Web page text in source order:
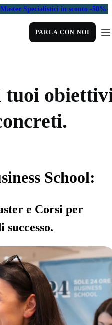
Specialistici in sconto -50%
PARLA CON NOI
tuoi
School:
e Corsi per